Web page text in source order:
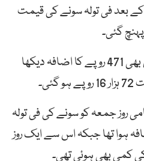
بعد فی تولہ سونے کی قیمت
10 گرام سونے کی قیمت میں بھی 471 روپے کا اضافہ دیکھا
روز جمعہ کو سونے کی فی تولہ
کا اضافہ ہوا تھا جبکہ اس سے ایک روز